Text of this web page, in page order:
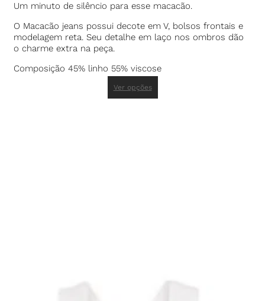
Um minuto de silêncio para esse macacão.
O Macacão jeans possui decote em V, bolsos frontais e
modelagem reta. Seu detalhe em laço nos ombros dão
o charme extra na peça.
Composição 45% linho 55% viscose
Ver opções